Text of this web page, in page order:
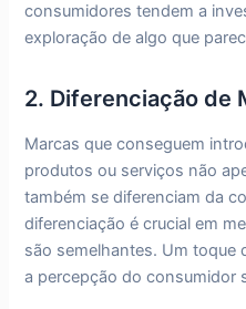
consumidores tendem a
exploração de algo que
2. Diferenciação de
Marcas que conseguem
produtos ou serviços não
também se diferenciam da
diferenciação é crucial em
são semelhantes. Um toque
a percepção do consumidor